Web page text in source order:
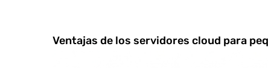
Ventajas de los servidores cloud para